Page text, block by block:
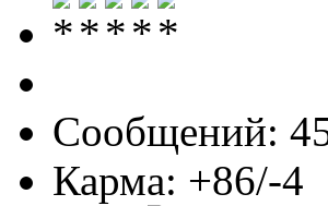
Сообщений:
Карма: +86/-4